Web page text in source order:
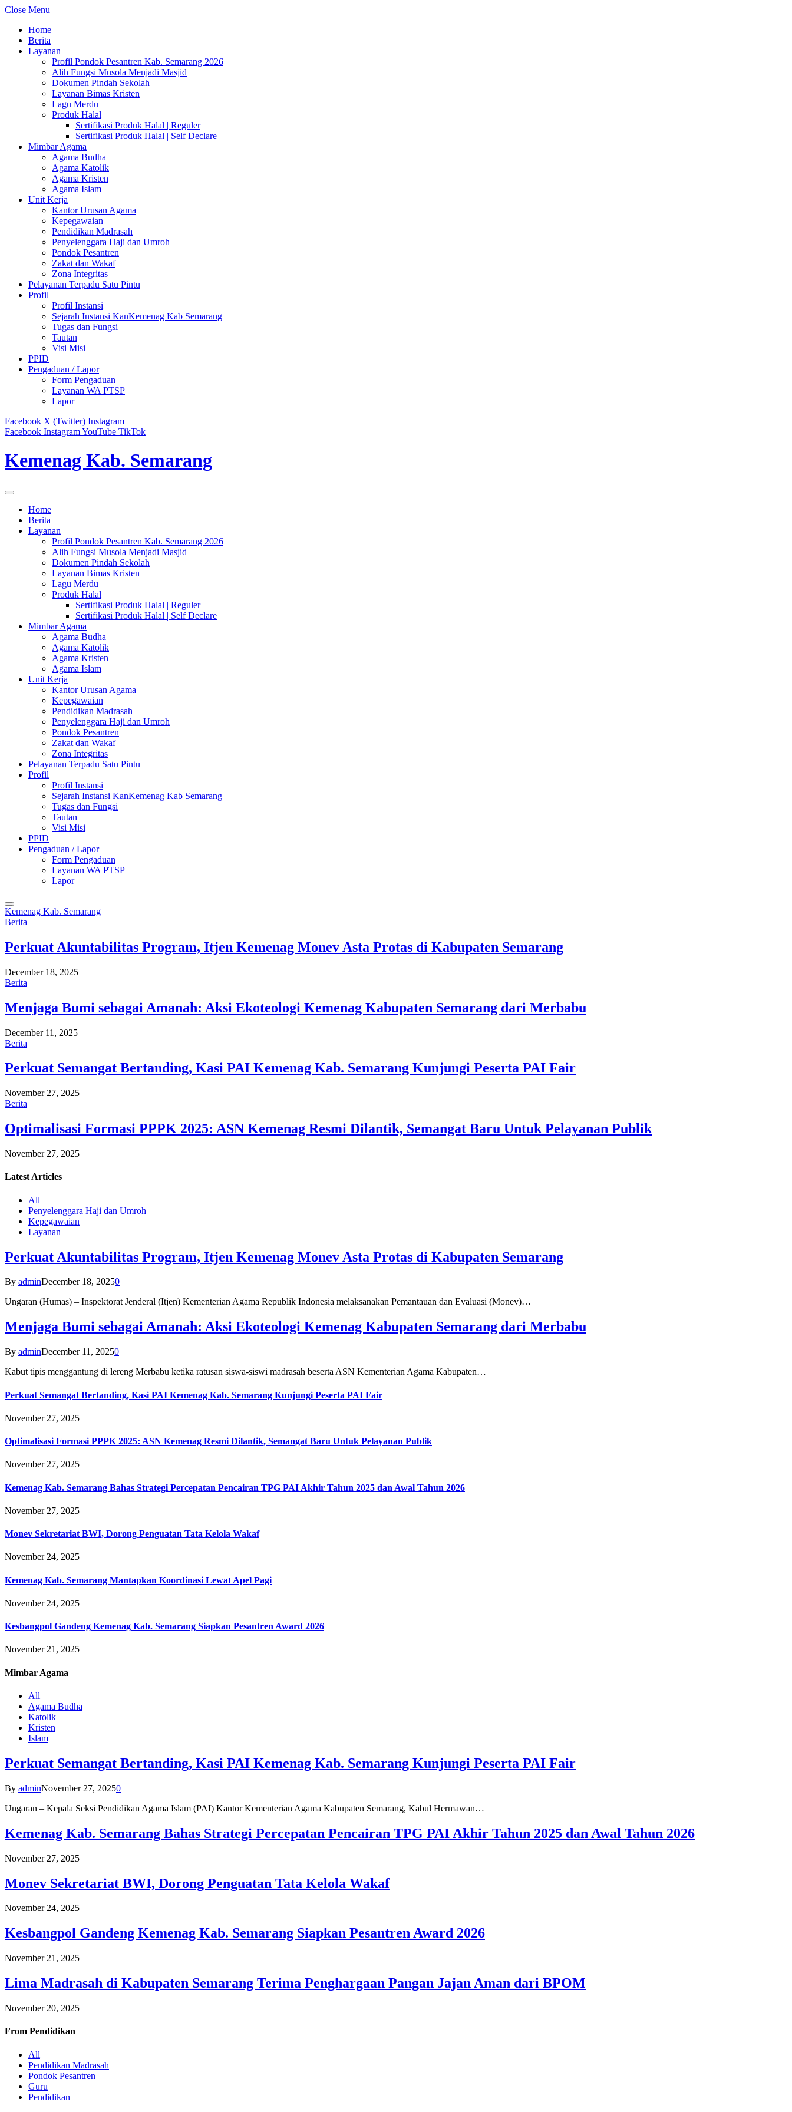
Close Menu
Home
Berita
Layanan
Profil Pondok Pesantren Kab. Semarang 2026
Alih Fungsi Musola Menjadi Masjid
Dokumen Pindah Sekolah
Layanan Bimas Kristen
Lagu Merdu
Produk Halal
Sertifikasi Produk Halal | Reguler
Sertifikasi Produk Halal | Self Declare
Mimbar Agama
Agama Budha
Agama Katolik
Agama Kristen
Agama Islam
Unit Kerja
Kantor Urusan Agama
Kepegawaian
Pendidikan Madrasah
Penyelenggara Haji dan Umroh
Pondok Pesantren
Zakat dan Wakaf
Zona Integritas
Pelayanan Terpadu Satu Pintu
Profil
Profil Instansi
Sejarah Instansi KanKemenag Kab Semarang
Tugas dan Fungsi
Tautan
Visi Misi
PPID
Pengaduan / Lapor
Form Pengaduan
Layanan WA PTSP
Lapor
Facebook X (Twitter) Instagram
Facebook InstagramYouTube TikTok
Kemenag Kab. Semarang
Home
Berita
Layanan
Profil Pondok Pesantren Kab. Semarang 2026
Alih Fungsi Musola Menjadi Masjid
Dokumen Pindah Sekolah
Layanan Bimas Kristen
Lagu Merdu
Produk Halal
Sertifikasi Produk Halal | Reguler
Sertifikasi Produk Halal | Self Declare
Mimbar Agama
Agama Budha
Agama Katolik
Agama Kristen
Agama Islam
Unit Kerja
Kantor Urusan Agama
Kepegawaian
Pendidikan Madrasah
Penyelenggara Haji dan Umroh
Pondok Pesantren
Zakat dan Wakaf
Zona Integritas
Pelayanan Terpadu Satu Pintu
Profil
Profil Instansi
Sejarah Instansi KanKemenag Kab Semarang
Tugas dan Fungsi
Tautan
Visi Misi
PPID
Pengaduan / Lapor
Form Pengaduan
Layanan WA PTSP
Lapor
Kemenag Kab. Semarang
Berita
Perkuat Akuntabilitas Program, Itjen Kemenag Monev Asta Protas di Kabupaten Semarang
December 18, 2025
Berita
Menjaga Bumi sebagai Amanah: Aksi Ekoteologi Kemenag Kabupaten Semarang dari Merbabu
December 11, 2025
Berita
Perkuat Semangat Bertanding, Kasi PAI Kemenag Kab. Semarang Kunjungi Peserta PAI Fair
November 27, 2025
Berita
Optimalisasi Formasi PPPK 2025: ASN Kemenag Resmi Dilantik, Semangat Baru Untuk Pelayanan Publik
November 27, 2025
Latest Articles
All
Penyelenggara Haji dan Umroh
Kepegawaian
Layanan
Perkuat Akuntabilitas Program, Itjen Kemenag Monev Asta Protas di Kabupaten Semarang
By adminDecember 18, 20250
Ungaran (Humas) – Inspektorat Jenderal (Itjen) Kementerian Agama Republik Indonesia melaksanakan Pemantauan dan Evaluasi (Monev)…
Menjaga Bumi sebagai Amanah: Aksi Ekoteologi Kemenag Kabupaten Semarang dari Merbabu
By adminDecember 11, 20250
Kabut tipis menggantung di lereng Merbabu ketika ratusan siswa-siswi madrasah beserta ASN Kementerian Agama Kabupaten…
Perkuat Semangat Bertanding, Kasi PAI Kemenag Kab. Semarang Kunjungi Peserta PAI Fair
November 27, 2025
Optimalisasi Formasi PPPK 2025: ASN Kemenag Resmi Dilantik, Semangat Baru Untuk Pelayanan Publik
November 27, 2025
Kemenag Kab. Semarang Bahas Strategi Percepatan Pencairan TPG PAI Akhir Tahun 2025 dan Awal Tahun 2026
November 27, 2025
Monev Sekretariat BWI, Dorong Penguatan Tata Kelola Wakaf
November 24, 2025
Kemenag Kab. Semarang Mantapkan Koordinasi Lewat Apel Pagi
November 24, 2025
Kesbangpol Gandeng Kemenag Kab. Semarang Siapkan Pesantren Award 2026
November 21, 2025
Mimbar Agama
All
Agama Budha
Katolik
Kristen
Islam
Perkuat Semangat Bertanding, Kasi PAI Kemenag Kab. Semarang Kunjungi Peserta PAI Fair
By adminNovember 27, 20250
Ungaran – Kepala Seksi Pendidikan Agama Islam (PAI) Kantor Kementerian Agama Kabupaten Semarang, Kabul Hermawan…
Kemenag Kab. Semarang Bahas Strategi Percepatan Pencairan TPG PAI Akhir Tahun 2025 dan Awal Tahun 2026
November 27, 2025
Monev Sekretariat BWI, Dorong Penguatan Tata Kelola Wakaf
November 24, 2025
Kesbangpol Gandeng Kemenag Kab. Semarang Siapkan Pesantren Award 2026
November 21, 2025
Lima Madrasah di Kabupaten Semarang Terima Penghargaan Pangan Jajan Aman dari BPOM
November 20, 2025
From Pendidikan
All
Pendidikan Madrasah
Pondok Pesantren
Guru
Pendidikan